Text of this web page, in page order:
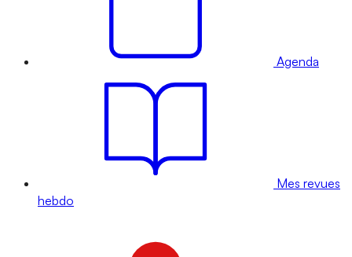
Agenda
Mes revues
hebdo